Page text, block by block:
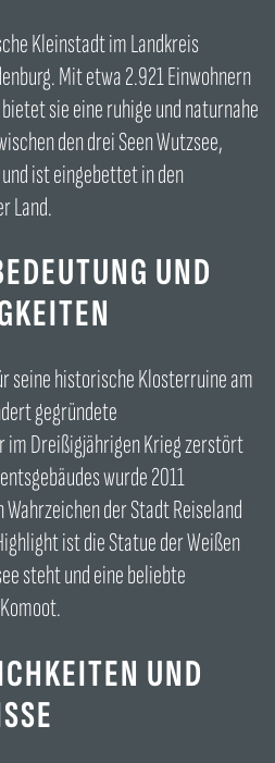
Kleinstadt im Landkreis
Mit etwa 2.921 Einwohnern
sie eine ruhige und naturnahe
den drei Seen Wutzsee,
ist eingebettet in den
Land.
UND
seine historische Klosterruine am
gegründete
Dreißigjährigen Krieg zerstört
wurde 2011
der Stadt Reiseland
ist die Statue der Weißen
steht und eine beliebte
UND